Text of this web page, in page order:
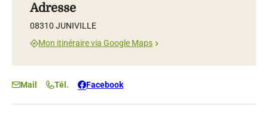
Adresse
08310 JUNIVILLE
Mon itinéraire via Google Maps
Mail Tél. Facebook